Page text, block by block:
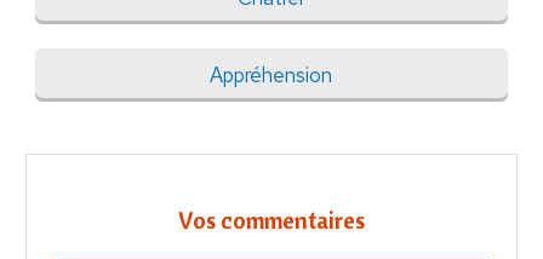
Appréhension
Vos commentaires